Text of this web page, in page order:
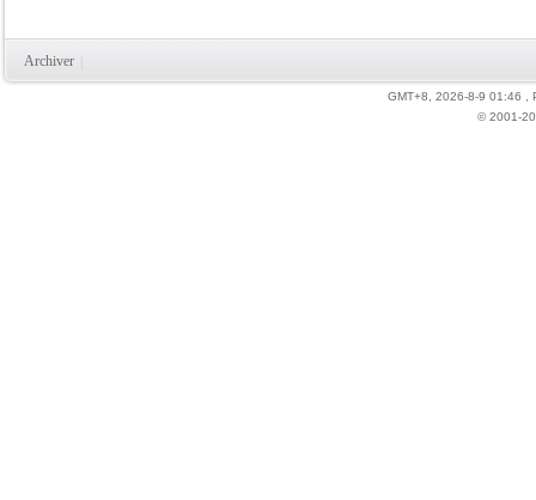
Archiver
GMT+8, 2026-8-9 01:46
© 2001-